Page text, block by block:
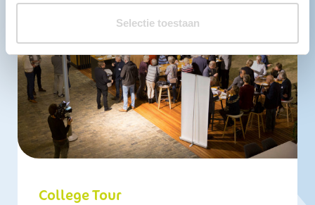
Selectie toestaan
College Tour